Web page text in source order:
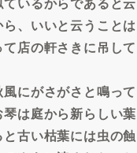
、いいと云うことは
店の軒さきに吊して
にがさがさと鳴って
は庭から新らしい葉
古い枯葉には虫の蝕